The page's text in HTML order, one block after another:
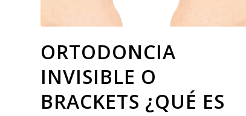
ORTODONCIA
INVISIBLE O
BRACKETS ¿QUÉ ES